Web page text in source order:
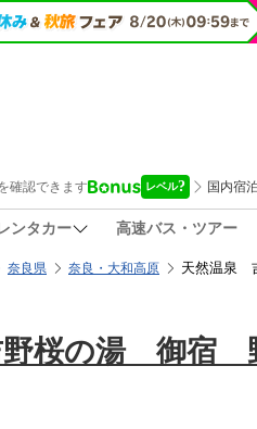
ンタカー 高速バス・ツアー
奈良県 奈良・大和高原 天然温泉
桜の湯 御宿